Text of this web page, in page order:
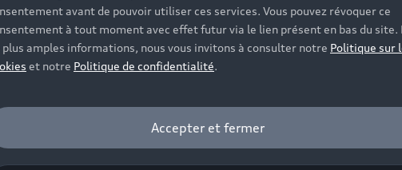
avant de pouvoir utiliser ces services. Vous pouvez révoquer ce
à tout moment avec effet futur via le lien présent en bas du site.
plus amples informations, nous vous invitons à consulter notre Politique sur
et notre Politique de confidentialité.
Accepter et fermer
Daëron
avec l’eau, l’air, la lumière, inventer une nouvelle typologie
énergies alternatives. L'exposition inaugurale de la Galerie
questionnements sensibles et sous-entendus par l'air du temps.